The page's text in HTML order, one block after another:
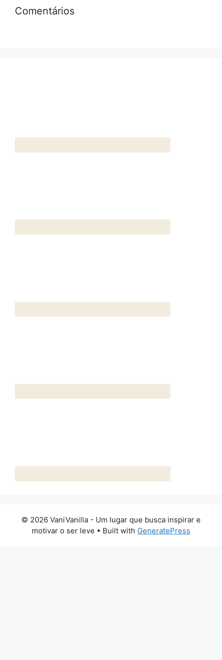
Comentários
© 2026 VaniVanilla - Um lugar que busca inspirar e
motivar o ser leve • Built with GeneratePress